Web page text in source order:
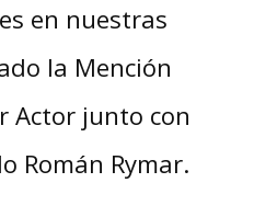
en nuestras
la Mención
Actor junto con
Román Rymar.